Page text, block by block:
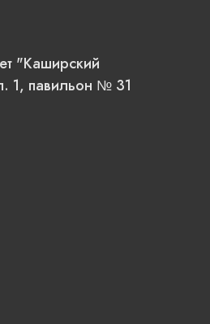
"Каширский
1, павильон № 31